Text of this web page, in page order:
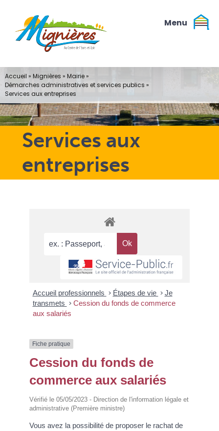
contenu
Services aux
entreprises
Accueil » Mignières » Mairie»
Démarches administratives et services publics »
Services aux entreprises
Accueil professionnels > Étapes de vie > Je
transmets > Cession du fonds de commerce
aux salariés
Fiche pratique
Cession du fonds de
commerce aux salariés
Vérifié le 05/05/2023 - Direction de l'information légale et
administrative (Première ministre)
Vous avez la possibilité de proposer le rachat de